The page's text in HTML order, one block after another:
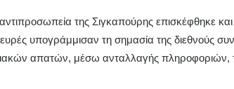
της Σιγκαπούρης επισκέφθηκε
υπογράμμισαν τη σημασία της διεθνούς
απατών, μέσω ανταλλαγής πληροφοριών,